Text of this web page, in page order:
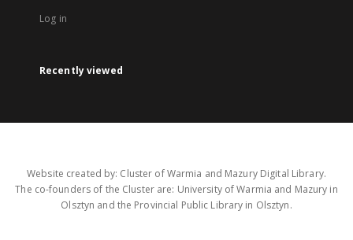
Log in
Recently viewed
Website created by: Cluster of Warmia and Mazury Digital Library.
The co-founders of the Cluster are: University of Warmia and Mazury in
Olsztyn and the Provincial Public Library in Olsztyn.